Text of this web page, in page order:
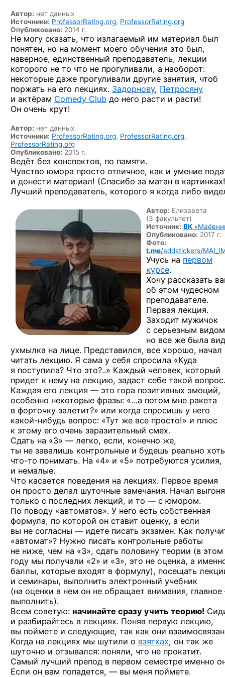
Автор: нет данных
Источники: ProfessorRating.org, ProfessorRating.org
Опубликовано: 2014 г.
Не могу сказать, что излагаемый им материал был
понятен, но на момент моего обучения это был,
наверное, единственный преподаватель, лекции
которого не то что не прогуливали, а наоборот:
некоторые даже прогуливали другие занятия, чтоб
поржать на его лекциях. Задорнову, Петросяну
и актёрам Comedy Club до него расти и расти!
Он очень крут!
Автор: нет данных
Источники: ProfessorRating.org, ProfessorRating.org,
ProfessorRating.org
Опубликовано: 2015 г.
Ведёт без конспектов, по памяти.
Чувство юмора просто отличное, как и умение
и донести материал! (Спасибо за матан в
Лучший преподаватель, которого я когда либо
Автор: Елизавета
(3 факультет)
Источник: ВК
Опубликовано: 2017 г.
Фото:
t.me/addstickers/
Учусь на первом
курсе.
Хочу рассказать
об этом чудесном
преподавателе.
Первая лекция.
Заходит мужичок
с серьезным
но все же была
ухмылка на лице. Представился, все хорошо, начал
читать лекцию. Я сама у себя спросила «Куда
я поступила? Что это?..» Каждый человек, который
придет к нему на лекцию, задаст себе такой вопрос.
Каждая его лекция — это гора позитивных эмоций,
особенно некоторые фразы: «…а потом мне ракета
в форточку залетит?» или когда спросишь у него
какой-нибудь вопрос: «Тут же все просто!» и плюс
к этому его очень заразительный смех.
Сдать на «3» — легко, если, конечно же,
ты не завалишь контрольные и будешь реально хоть
что-то понимать. На «4» и «5» потребуются усилия,
и немалые.
Что касается поведения на лекциях. Первое время
он просто делал шуточные замечания. Начал
только с последних лекций, и то — с юмором.
По поводу «автоматов». У него есть собственная
формула, по которой он ставит оценку, а если
вы не согласны — идете писать экзамен. Как
«автомат»? Нужно писать контрольные работы
не ниже, чем на «3», сдать половину теории (в этом
году мы получали «2» и «3», это не оценка, а
баллы, которые входят в формулу), посещать
и семинары, выполнить электронный учебник
(на оценки в нем он не обращает внимания,
выполнить).
Всем советую: начинайте сразу учить теорию!
и разбирайтесь в лекциях. Поняв первую лекцию,
вы поймете и следующие, так как они
Когда на лекциях мы шутили о взятках, он так же
шуточно и отзывался: поняли, что не прокатит.
Самый лучший препод в первом семестре именно
Если он вам попадется, — вы меня поймете.